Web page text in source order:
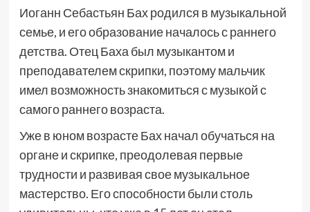
Иоганн Себастьян Бах родился в музыкальной
семье, и его образование началось с раннего
детства. Отец Баха был музыкантом и
преподавателем скрипки, поэтому мальчик
имел возможность знакомиться с музыкой с
самого раннего возраста.
Уже в юном возрасте Бах начал обучаться на
органе и скрипке, преодолевая первые
трудности и развивая свое музыкальное
мастерство. Его способности были столь